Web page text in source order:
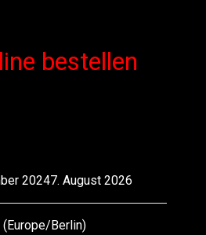
bestellen
20247. August 2026
(Europe/Berlin)